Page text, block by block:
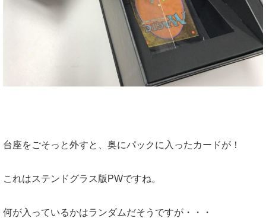
台座をごそっと外すと、奥にパックに入ったカードが！
これはステンドグラス版PWですね。
何が入っているかはランダムだそうですが・・・